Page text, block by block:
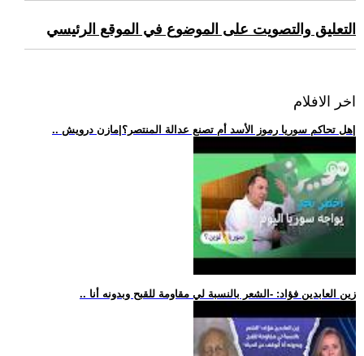
التعليق والتصويت على الموضوع في الموقع الرئيسي
اخر الافلام
.. زين العابدين فؤاد: -الشعر بالنسبة لي مقاومة للقبح وبدونه أنا